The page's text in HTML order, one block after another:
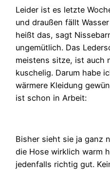
Leider ist es letzte
und draußen fällt
heißt das, sagt
ungemütlich. Das
meistens sitze, ist auch
kuschelig. Darum habe
wärmere Kleidung
ist schon in Arbeit:
Bisher sieht sie ja ganz
die Hose wirklich warm
jedenfalls richtig gut.